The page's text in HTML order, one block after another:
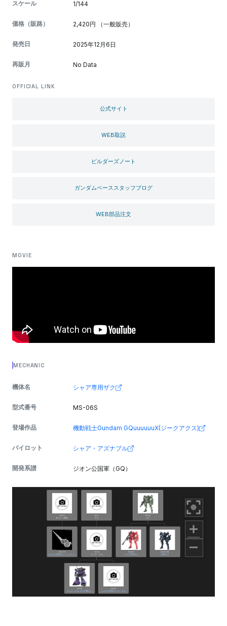
スケール 1/144
価格（販路） 2,420円 （一般販売）
発売日 2025年12月6日
再販月 No Data
OFFICIAL LINK
公式サイト
WEB取説
ビルダーズノート
ガンダムベーススタッフブログ
WEB部品注文
MOVIE
MECHANIC
機体名 シャア専用ザク
型式番号 MS-06S
登場作品 機動戦士Gundam GQuuuuuuX(ジークアクス)
パイロット シャア・アズナブル
開発系譜 ジオン公国軍（GQ）